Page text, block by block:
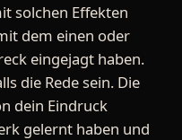
solchen Effekten
dem einen oder
eingejagt haben.
die Rede sein. Die
dein Eindruck
gelernt haben und